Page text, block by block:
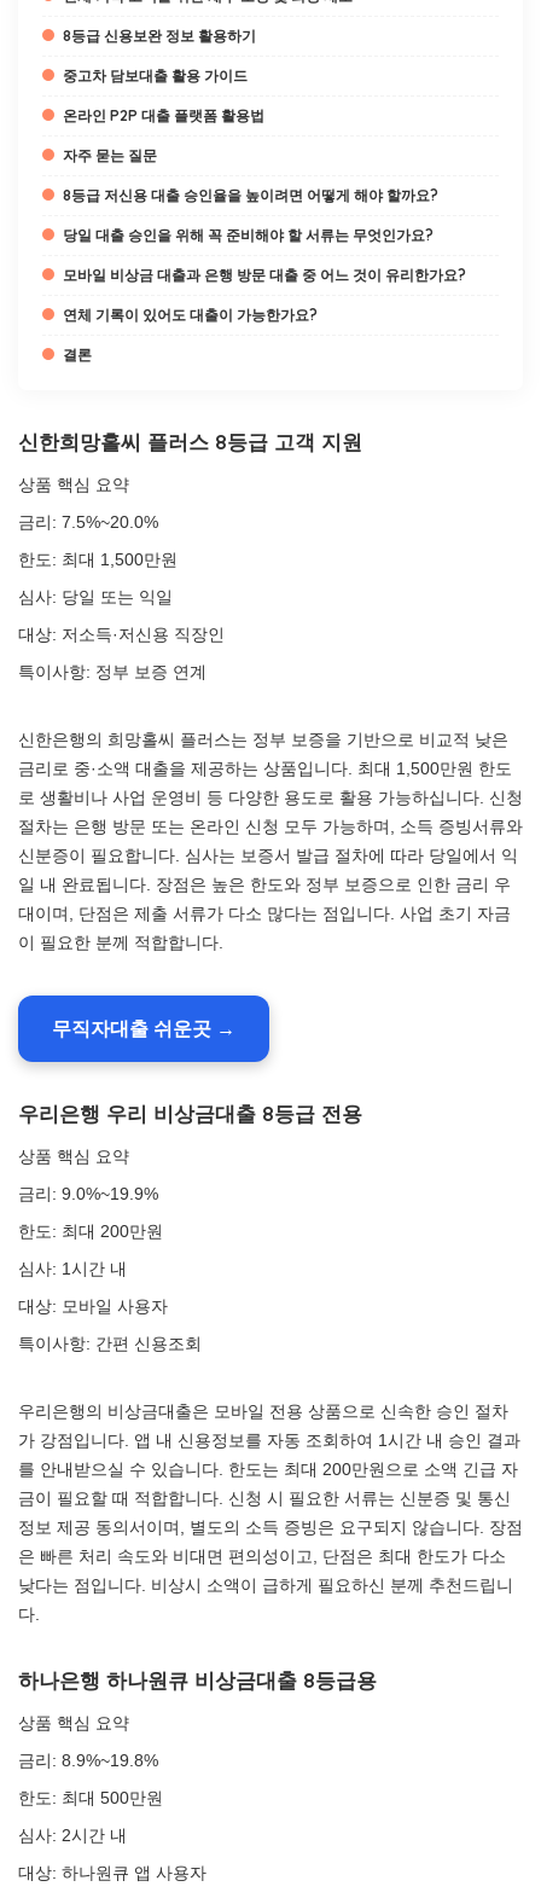
8등급 신용보완 정보 활용하기
중고차 담보대출 활용 가이드
온라인 P2P 대출 플랫폼 활용법
자주 묻는 질문
8등급 저신용 대출 승인율을 높이려면 어떻게 해야 할까요?
당일 대출 승인을 위해 꼭 준비해야 할 서류는 무엇인가요?
모바일 비상금 대출과 은행 방문 대출 중 어느 것이 유리한가요?
연체 기록이 있어도 대출이 가능한가요?
결론
신한희망홀씨 플러스 8등급 고객 지원
상품 핵심 요약
금리: 7.5%~20.0%
한도: 최대 1,500만원
심사: 당일 또는 익일
대상: 저소득·저신용 직장인
특이사항: 정부 보증 연계
신한은행의 희망홀씨 플러스는 정부 보증을 기반으로 비교적 낮은
금리로 중·소액 대출을 제공하는 상품입니다. 최대 1,500만원 한도
로 생활비나 사업 운영비 등 다양한 용도로 활용 가능하십니다. 신청
절차는 은행 방문 또는 온라인 신청 모두 가능하며, 소득 증빙서류와
신분증이 필요합니다. 심사는 보증서 발급 절차에 따라 당일에서 익
일 내 완료됩니다. 장점은 높은 한도와 정부 보증으로 인한 금리 우
대이며, 단점은 제출 서류가 다소 많다는 점입니다. 사업 초기 자금
이 필요한 분께 적합합니다.
무직자대출 쉬운곳 →
우리은행 우리 비상금대출 8등급 전용
상품 핵심 요약
금리: 9.0%~19.9%
한도: 최대 200만원
심사: 1시간 내
대상: 모바일 사용자
특이사항: 간편 신용조회
우리은행의 비상금대출은 모바일 전용 상품으로 신속한 승인 절차
가 강점입니다. 앱 내 신용정보를 자동 조회하여 1시간 내 승인 결과
를 안내받으실 수 있습니다. 한도는 최대 200만원으로 소액 긴급 자
금이 필요할 때 적합합니다. 신청 시 필요한 서류는 신분증 및 통신
정보 제공 동의서이며, 별도의 소득 증빙은 요구되지 않습니다. 장점
은 빠른 처리 속도와 비대면 편의성이고, 단점은 최대 한도가 다소
낮다는 점입니다. 비상시 소액이 급하게 필요하신 분께 추천드립니
다.
하나은행 하나원큐 비상금대출 8등급용
상품 핵심 요약
금리: 8.9%~19.8%
한도: 최대 500만원
심사: 2시간 내
대상: 하나원큐 앱 사용자